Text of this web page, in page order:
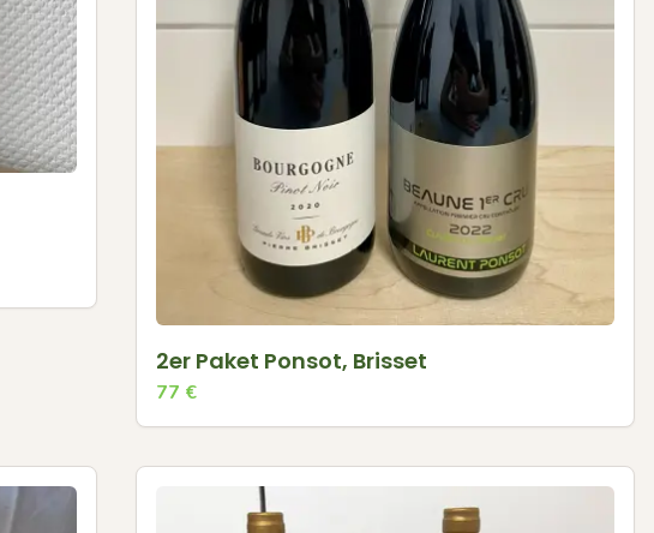
2er Paket Ponsot, Brisset
77 €